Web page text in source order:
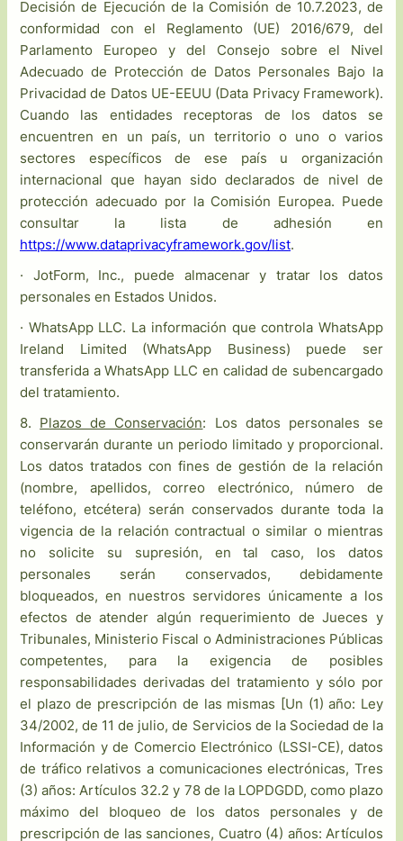
Decisión de Ejecución de la Comisión de 10.7.2023, de
conformidad con el Reglamento (UE) 2016/679, del
Parlamento Europeo y del Consejo sobre el Nivel
Adecuado de Protección de Datos Personales Bajo la
Privacidad de Datos UE-EEUU (Data Privacy Framework).
Cuando las entidades receptoras de los datos se
encuentren en un país, un territorio o uno o varios
sectores específicos de ese país u organización
internacional que hayan sido declarados de nivel de
protección adecuado por la Comisión Europea. Puede
consultar la lista de adhesión en
https://www.dataprivacyframework.gov/list.
· JotForm, Inc., puede almacenar y tratar los datos
personales en Estados Unidos.
· WhatsApp LLC. La información que controla WhatsApp
Ireland Limited (WhatsApp Business) puede ser
transferida a WhatsApp LLC en calidad de subencargado
del tratamiento.
8. Plazos de Conservación: Los datos personales se
conservarán durante un periodo limitado y proporcional.
Los datos tratados con fines de gestión de la relación
(nombre, apellidos, correo electrónico, número de
teléfono, etcétera) serán conservados durante toda la
vigencia de la relación contractual o similar o mientras
no solicite su supresión, en tal caso, los datos
personales serán conservados, debidamente
bloqueados, en nuestros servidores únicamente a los
efectos de atender algún requerimiento de Jueces y
Tribunales, Ministerio Fiscal o Administraciones Públicas
competentes, para la exigencia de posibles
responsabilidades derivadas del tratamiento y sólo por
el plazo de prescripción de las mismas [Un (1) año: Ley
34/2002, de 11 de julio, de Servicios de la Sociedad de la
Información y de Comercio Electrónico (LSSI-CE), datos
de tráfico relativos a comunicaciones electrónicas, Tres
(3) años: Artículos 32.2 y 78 de la LOPDGDD, como plazo
máximo del bloqueo de los datos personales y de
prescripción de las sanciones, Cuatro (4) años: Artículos